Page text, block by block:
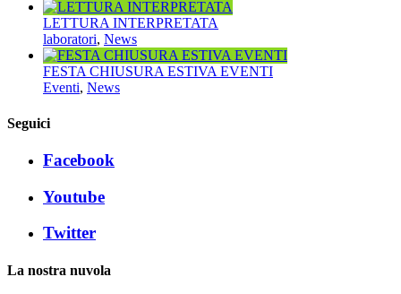
LETTURA INTERPRETATA
laboratori, News
FESTA CHIUSURA ESTIVA EVENTI
Eventi, News
Seguici
Facebook
Youtube
Twitter
La nostra nuvola